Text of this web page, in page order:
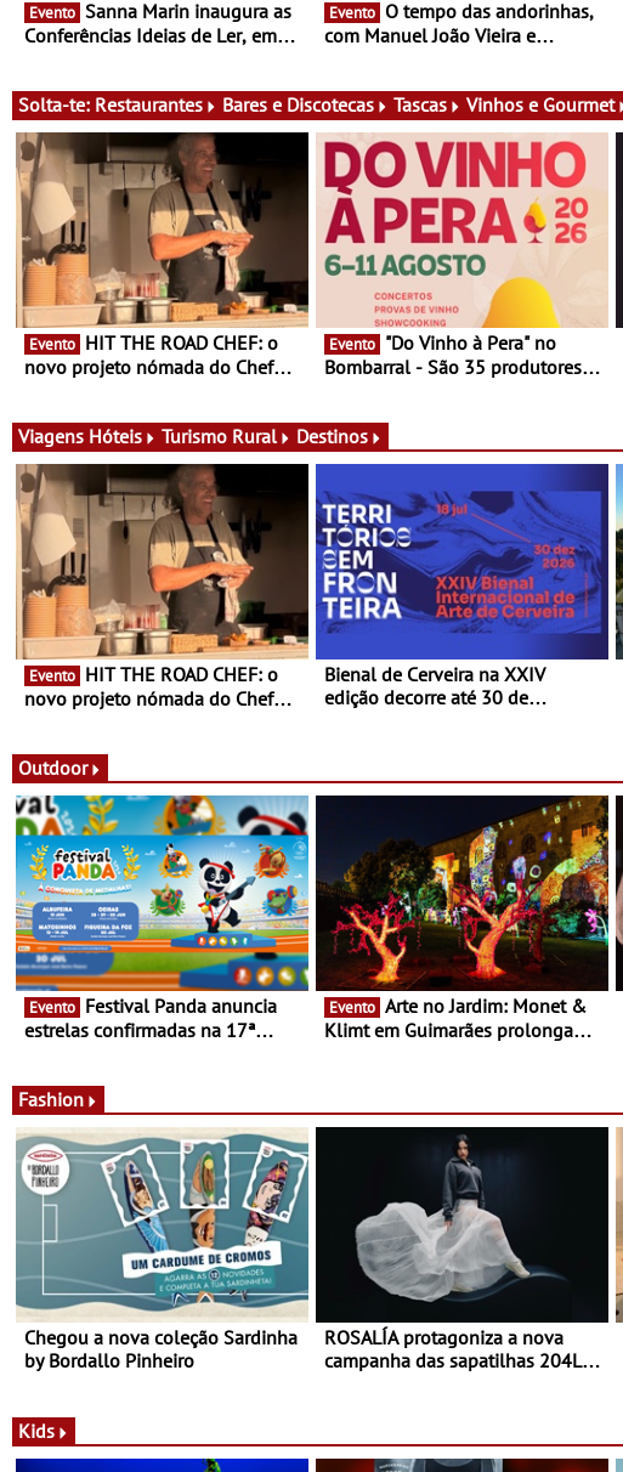
Evento
Conferências Ideias de Ler, em
primeira edição do novo ciclo de
debates dedicado aos grandes
temas do nosso tempo
Evento
com Manuel João Vieira e
de Setembro, 19:30
Solta-te: Restaurantes Bares e Discotecas Tascas Vinhos e Gourmet
Evento
novo projeto nómada do Chef
que percorre Portugal
Evento
Bombarral - São 35 produtores,
Viagens Hóteis Turismo Rural Destinos
Evento
novo projeto nómada do Chef
que percorre Portugal
Bienal de Cerveira na XXIV
edição decorre até 30 de
Outdoor
Evento
estrelas confirmadas na 17ª
Evento
Klimt em Guimarães prolongada
Fashion
Chegou a nova coleção Sardinha
by Bordallo Pinheiro
ROSALÍA protagoniza a nova
campanha das sapatilhas 204L
Kids